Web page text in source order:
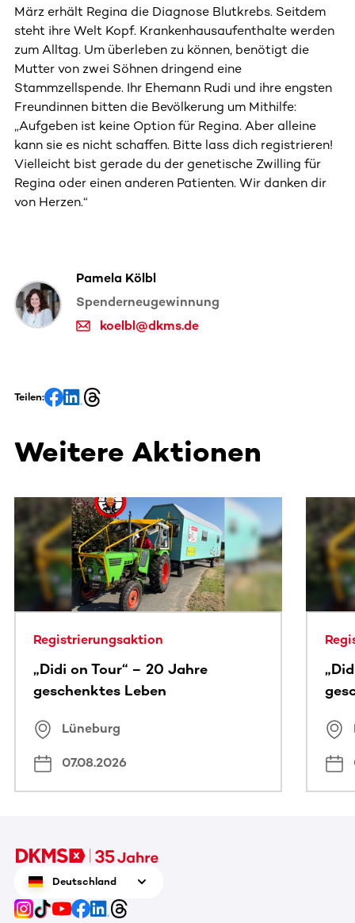
März erhält Regina die Diagnose Blutkrebs. Seitdem
steht ihre Welt Kopf. Krankenhausaufenthalte werden
zum Alltag. Um überleben zu können, benötigt die
Mutter von zwei Söhnen dringend eine
Stammzellspende. Ihr Ehemann Rudi und ihre engsten
Freundinnen bitten die Bevölkerung um Mithilfe:
„Aufgeben ist keine Option für Regina. Aber alleine
kann sie es nicht schaffen. Bitte lass dich registrieren!
Vielleicht bist gerade du der genetische Zwilling für
Regina oder einen anderen Patienten. Wir danken dir
von Herzen.“
Pamela Kölbl
Spenderneugewinnung
koelbl@dkms.de
Teilen:
Weitere Aktionen
Dieser Bereich enthält horizontal scrollbare Inhalte.
Registrierungsaktion
„Didi on Tour“ – 20 Jahre
geschenktes Leben
Lüneburg
07.08.2026
Deutschland